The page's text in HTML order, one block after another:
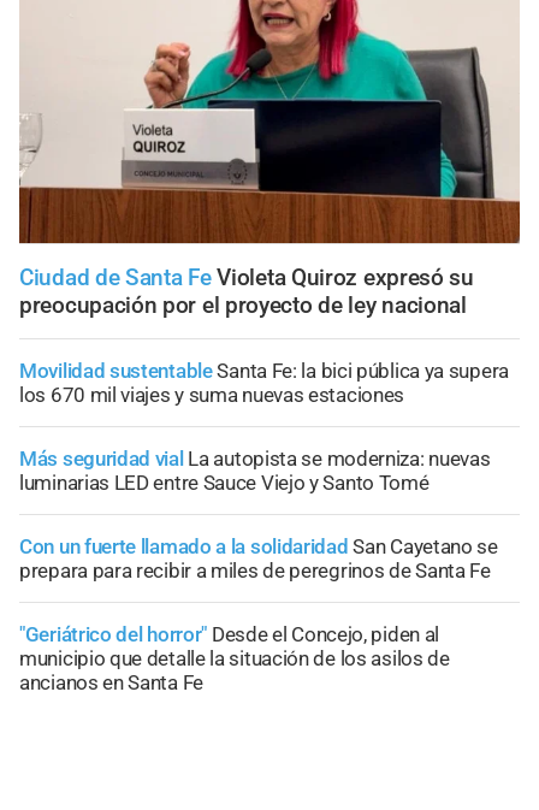
Ciudad de Santa Fe Violeta Quiroz expresó su
preocupación por el proyecto de ley nacional
Movilidad sustentableSanta Fe: la bici pública ya supera
los 670 mil viajes y suma nuevas estaciones
Más seguridad vial La autopista se moderniza: nuevas
luminarias LED entre Sauce Viejo y Santo Tomé
Con un fuerte llamado a la solidaridad San Cayetano se
prepara para recibir a miles de peregrinos de Santa Fe
"Geriátrico del horror" Desde el Concejo, piden al
municipio que detalle la situación de los asilos de
ancianos en Santa Fe